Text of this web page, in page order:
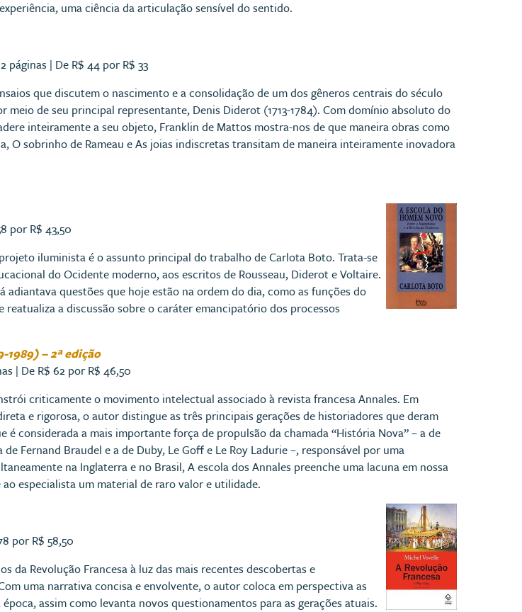
uma ciência da articulação sensível do sentido.
| De R$ 44 por R$ 33
que discutem o nascimento e a consolidação de um dos gêneros centrais do século
meio de seu principal representante, Denis Diderot (1713-1784). Com domínio absoluto do
inteiramente a seu objeto, Franklin de Mattos mostra-nos de que maneira obras como
O sobrinho de Rameau e As joias indiscretas transitam de maneira inteiramente inovadora
por R$ 43,50
iluminista é o assunto principal do trabalho de Carlota Boto. Trata-se
do Ocidente moderno, aos escritos de Rousseau, Diderot e Voltaire.
questões que hoje estão na ordem do dia, como as funções do
a discussão sobre o caráter emancipatório dos processos
1989) – 2ª edição
| De R$ 62 por R$ 46,50
criticamente o movimento intelectual associado à revista francesa Annales. Em
e rigorosa, o autor distingue as três principais gerações de historiadores que deram
é considerada a mais importante força de propulsão da chamada “História Nova” – a de
Fernand Braudel e a de Duby, Le Goff e Le Roy Ladurie –, responsável por uma
na Inglaterra e no Brasil, A escola dos Annales preenche uma lacuna em nossa
especialista um material de raro valor e utilidade.
por R$ 58,50
da Revolução Francesa à luz das mais recentes descobertas e
uma narrativa concisa e envolvente, o autor coloca em perspectiva as
assim como levanta novos questionamentos para as gerações atuais.